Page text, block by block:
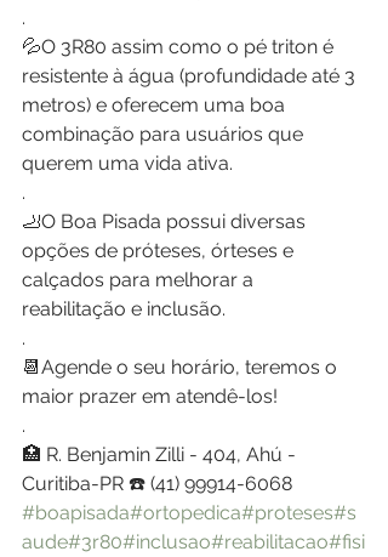
.
💦O 3R80 assim como o pé triton é
resistente à água (profundidade até 3
metros) e oferecem uma boa
combinação para usuários que
querem uma vida ativa.
.
🦶O Boa Pisada possui diversas
opções de próteses, órteses e
calçados para melhorar a
reabilitação e inclusão.
.
📆Agende o seu horário, teremos o
maior prazer em atendê-los!
.
🏥 R. Benjamin Zilli - 404, Ahú -
Curitiba-PR ☎️ (41) 99914-6068
#boapisada#ortopedica#proteses#s
aude#3r80#inclusao#reabilitacao#fisi